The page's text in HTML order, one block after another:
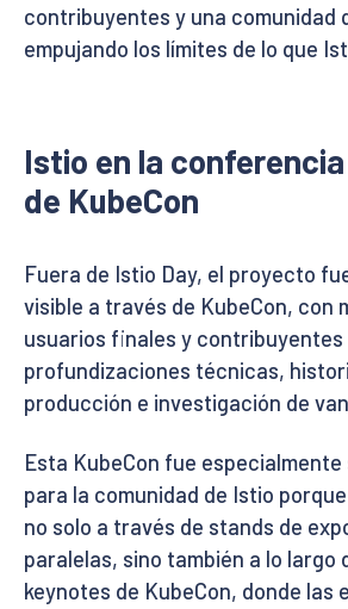
contribuyentes y una comunidad
empujando los límites de lo que
Istio en la
de KubeCon
Fuera de Istio Day, el proyecto
visible a través de KubeCon, con
usuarios finales y
profundizaciones técnicas,
producción e investigación de
Esta KubeCon fue
para la comunidad de Istio
no solo a través de stands de
paralelas, sino también a lo largo
keynotes de KubeCon, donde las